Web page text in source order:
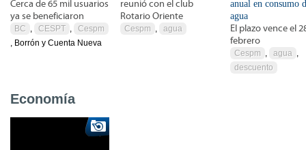
Cerca de 65 mil usuarios
ya se beneficiaron
BC , CESPT ,
Cespm
, Borrón y Cuenta Nueva
reunió con el club
Rotario Oriente
Cespm , agua
anual en consumo
agua
El plazo vence el
febrero
Cespm , agua ,
descuento
Economía